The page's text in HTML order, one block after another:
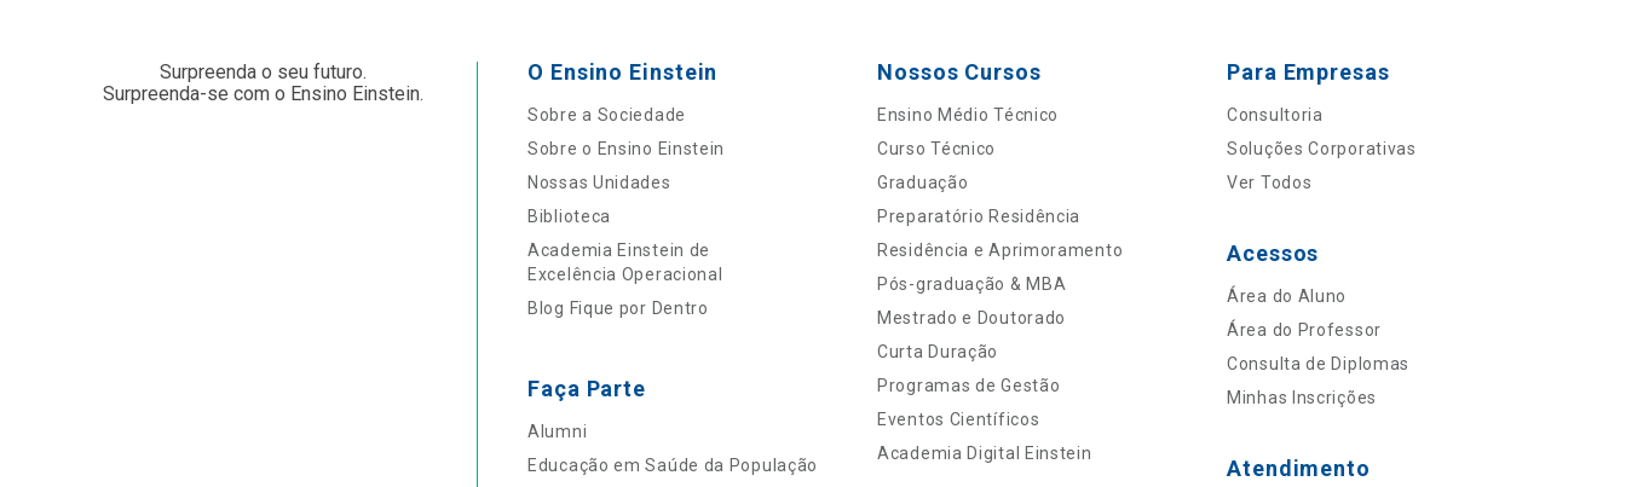
Surpreenda o seu futuro.
Surpreenda-se com o Ensino Einstein.
O Ensino Einstein
Sobre a Sociedade
Sobre o Ensino Einstein
Nossas Unidades
Biblioteca
Academia Einstein de
Excelência Operacional
Blog Fique por Dentro
Faça Parte
Alumni
Educação em Saúde da População
Nossos Cursos
Ensino Médio Técnico
Curso Técnico
Graduação
Preparatório Residência
Residência e Aprimoramento
Pós-graduação & MBA
Mestrado e Doutorado
Curta Duração
Programas de Gestão
Eventos Científicos
Academia Digital Einstein
Para Empresas
Consultoria
Soluções Corporativas
Ver Todos
Acessos
Área do Aluno
Área do Professor
Consulta de Diplomas
Minhas Inscrições
Atendimento